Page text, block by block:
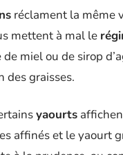
réclament la même
mettent à mal le
de miel ou de sirop
des graisses.
yaourts
affinés et le yaourt